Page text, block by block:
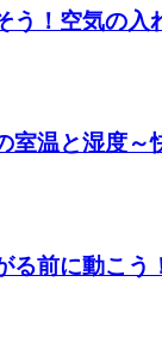
う！空気の
室温と湿度～
る前に動こう